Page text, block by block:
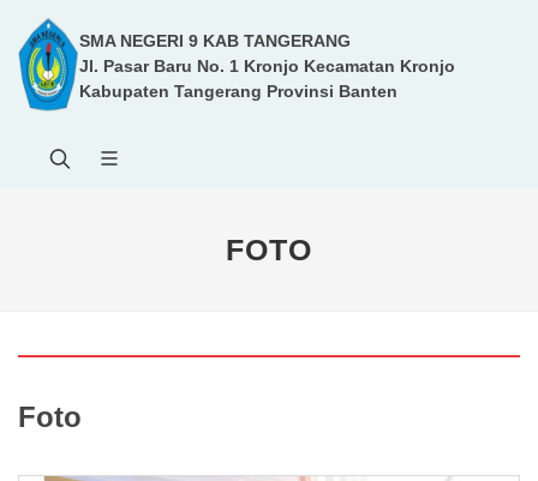
SMA NEGERI 9 KAB TANGERANG
Jl. Pasar Baru No. 1 Kronjo Kecamatan Kronjo
Kabupaten Tangerang Provinsi Banten
FOTO
Foto